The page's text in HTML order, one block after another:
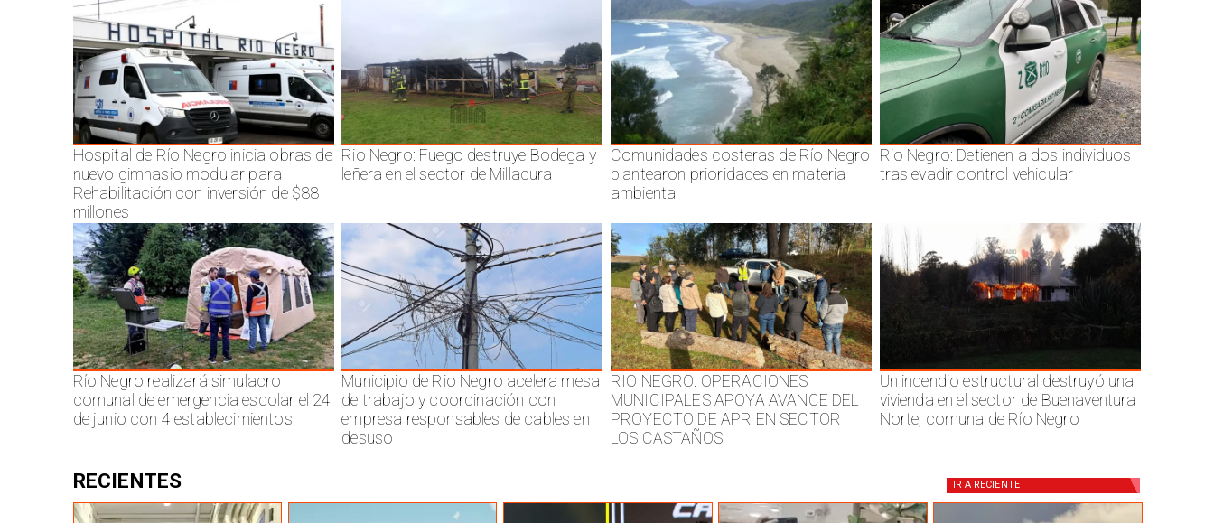
Hospital de Río Negro inicia obras de
nuevo gimnasio modular para
Rehabilitación con inversión de $88
millones
Rio Negro: Fuego destruye Bodega y
leñera en el sector de Millacura
Comunidades costeras de Río Negro
plantearon prioridades en materia
ambiental
Rio Negro: Detienen a dos individuos
tras evadir control vehicular
Río Negro realizará simulacro
comunal de emergencia escolar el 24
de junio con 4 establecimientos
Municipio de Rio Negro acelera mesa
de trabajo y coordinación con
empresa responsables de cables en
desuso
RIO NEGRO: OPERACIONES
MUNICIPALES APOYA AVANCE DEL
PROYECTO DE APR EN SECTOR
LOS CASTAÑOS
Un incendio estructural destruyó una
vivienda en el sector de Buenaventura
Norte, comuna de Río Negro
RECIENTES IR A RECIENTE